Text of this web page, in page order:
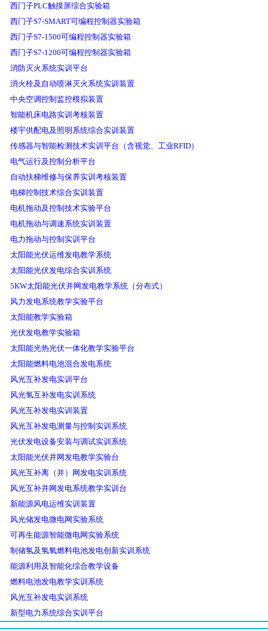
西门子PLC触摸屏综合实验箱
西门子S7-SMART可编程控制器实验箱
西门子S7-1500可编程控制器实验箱
西门子S7-1200可编程控制器实验箱
消防灭火系统实训平台
消火栓及自动喷淋灭火系统实训装置
中央空调控制监控模拟装置
智能机床电路实训考核装置
楼宇供配电及照明系统综合实训装置
传感器与智能检测技术实训平台（含视觉、工业RFID）
电气运行及控制分析平台
自动扶梯维修与保养实训考核装置
电梯控制技术综合实训装置
电机拖动及控制技术实验平台
电机拖动与调速系统实训装置
电力拖动与控制实训平台
太阳能光伏运维发电教学系统
太阳能光伏发电综合实训系统
5KW太阳能光伏并网发电教学系统（分布式）
风力发电系统教学实验平台
太阳能教学实验箱
光伏发电教学实验箱
太阳能光热光伏一体化教学实验平台
太阳能燃料电池混合发电系统
风光互补发电实训平台
风光氢互补发电实训系统
风光互补发电实训装置
风光互补发电测量与控制实训系统
光伏发电设备安装与调试实训系统
太阳能光伏并网发电教学实验台
风光互补离（并）网发电实训系统
风光互补并网发电系统教学实训台
新能源风电运维实训装置
风光储发电微电网实验系统
可再生能源智能微电网实验系统
制储氢及氢氧燃料电池发电创新实训系统
能源利用及智能化综合教学设备
燃料电池发电教学实训系统
风光互补发电实训系统
新型电力系统综合实训平台